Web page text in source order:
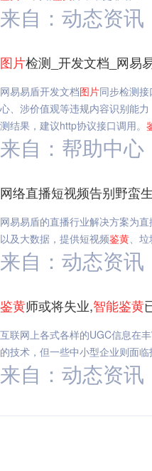
来自：动态资讯
图片检测_开发文档_网易
网易易盾开发文档图片同步检测
心、涉价值观等违规内容识别能
测结果，建议http协议接口调用。
来自：帮助中心
网络直播短视频告别野蛮
网易易盾的直播行业解决方案为
以及大数据，提供短视频鉴黄、
来自：动态资讯
鉴黄师或将失业,智能鉴黄
互联网上各式各样的UGC信息在
的技术，但一些中小型企业则面
来自：动态资讯